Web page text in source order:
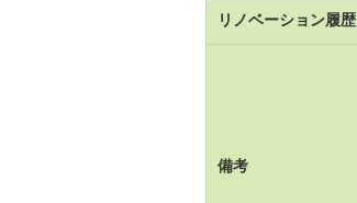
リノベーション履歴
備考